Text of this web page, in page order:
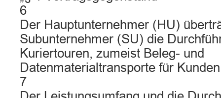
6
Der Hauptunternehmer (HU)
Subunternehmer (SU) die
Kuriertouren, zumeist Beleg- und
Datenmaterialtransporte für
7